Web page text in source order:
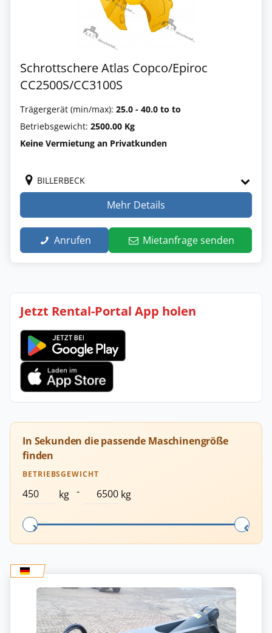
Schrottschere Atlas Copco/Epiroc
CC2500S/CC3100S
Trägergerät (min/max): 25.0 - 40.0 to to
Betriebsgewicht: 2500.00 Kg
Keine Vermietung an Privatkunden
BILLERBECK
Mehr Details
Anrufen Mietanfrage senden
Jetzt Rental-Portal App holen
In Sekunden die passende Maschinengröße
finden
BETRIEBSGEWICHT
kg - kg